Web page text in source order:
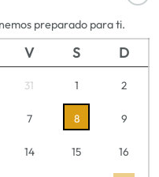
preparado para ti.
V S D
31 1 2
7 8 9
14 15 16